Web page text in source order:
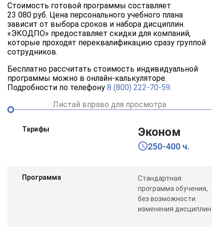
Стоимость готовой программы составляет
23 080 руб. Цена персонального учебного плана
зависит от выбора сроков и набора дисциплин.
«ЭКОДПО» предоставляет скидки для компаний,
которые проходят переквалификацию сразу группой
сотрудников.
Бесплатно рассчитать стоимость индивидуальной
программы можно в онлайн-калькуляторе.
Подробности по телефону 8 (800) 222-70-59.
Листай вправо для просмотра
Тарифы Эконом
250-400 ч.
Программа
Стандартная
программа обучения,
без возможности
изменения дисциплин